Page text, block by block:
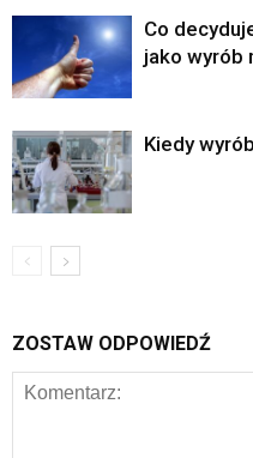
Co
jako wyrób
Kiedy
ZOSTAW ODPOWIEDŹ